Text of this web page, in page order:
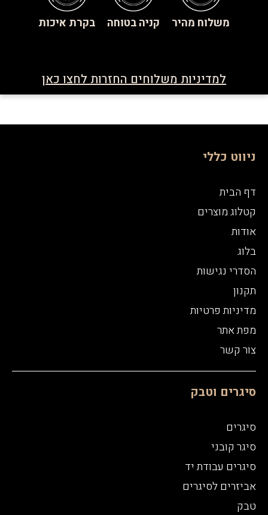
משלוח מהיר קניה בטוחה בקרת איכות
למדיניות משלוחים החזרות לחצו כאן
ניווט כללי
דף הבית
קטלוג מוצרים
אודות
בלוג
הסדרי נגישות
תקנון
מדיניות פרטיות
מפת אתר
צור קשר
סיגרים וטבק
סיגרים
סיגר קובני
סיגרים עבודת יד
אביזרים לסיגרים
טבק